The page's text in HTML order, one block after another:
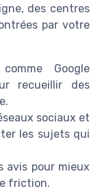
des centres
par votre
Google
recueillir des
sociaux et
les sujets qui
avis pour mieux
friction.